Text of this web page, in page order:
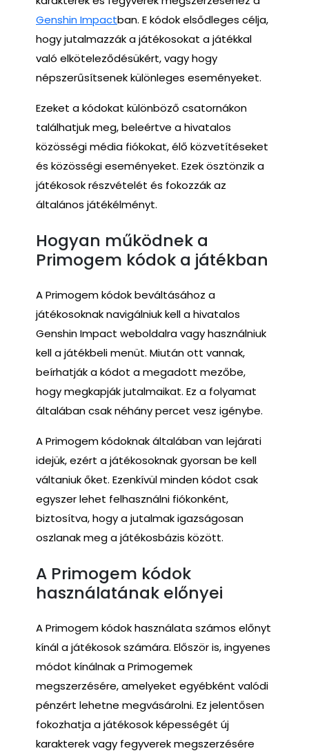
Genshin Impactban. E kódok elsődleges célja,
hogy jutalmazzák a játékosokat a játékkal
való elköteleződésükért, vagy hogy
népszerűsítsenek különleges eseményeket.
Ezeket a kódokat különböző csatornákon
találhatjuk meg, beleértve a hivatalos
közösségi média fiókokat, élő közvetítéseket
és közösségi eseményeket. Ezek ösztönzik a
játékosok részvételét és fokozzák az
általános játékélményt.
Hogyan működnek a
Primogem kódok a játékban
A Primogem kódok beváltásához a
játékosoknak navigálniuk kell a hivatalos
Genshin Impact weboldalra vagy használniuk
kell a játékbeli menüt. Miután ott vannak,
beírhatják a kódot a megadott mezőbe,
hogy megkapják jutalmaikat. Ez a folyamat
általában csak néhány percet vesz igénybe.
A Primogem kódoknak általában van lejárati
idejük, ezért a játékosoknak gyorsan be kell
váltaniuk őket. Ezenkívül minden kódot csak
egyszer lehet felhasználni fiókonként,
biztosítva, hogy a jutalmak igazságosan
oszlanak meg a játékosbázis között.
A Primogem kódok
használatának előnyei
A Primogem kódok használata számos előnyt
kínál a játékosok számára. Először is, ingyenes
módot kínálnak a Primogemek
megszerzésére, amelyeket egyébként valódi
pénzért lehetne megvásárolni. Ez jelentősen
fokozhatja a játékosok képességét új
karakterek vagy fegyverek megszerzésére